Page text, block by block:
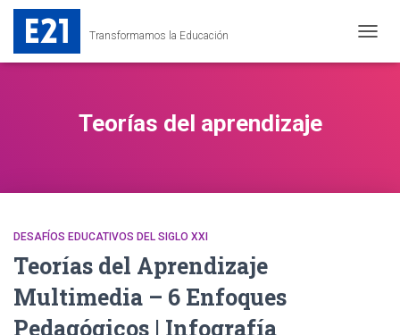
Transformamos la Educación
MODO
Teorías del aprendizaje
DESAFÍOS EDUCATIVOS DEL SIGLO XXI
Teorías del Aprendizaje
Multimedia – 6 Enfoques
Pedagógicos | Infografía